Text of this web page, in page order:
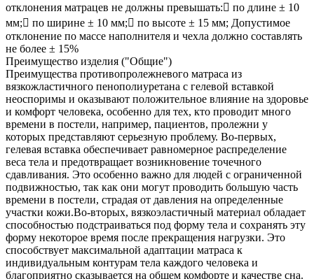
отклонения матрацев не должны превышать: по длине ± 10
мм; по ширине ± 10 мм; по высоте ± 15 мм; Допустимое
отклонение по массе наполнителя и чехла должно составлять
не более ± 15%
Преимущество изделия ("Общие")
Преимущества противопролежневого матраса из
вязкожластичного пенополиуретана с гелевой вставкой
неоспоримы и оказывают положительное влияние на здоровье
и комфорт человека, особенно для тех, кто проводит много
времени в постели, например, пациентов, пролежни у
которых представляют серьезную проблему. Во-первых,
гелевая вставка обеспечивает равномерное распределение
веса тела и предотвращает возникновение точечного
сдавливания. Это особенно важно для людей с ограниченной
подвижностью, так как они могут проводить большую часть
времени в постели, страдая от давления на определенные
участки кожи.Во-вторых, вязкоэластичный материал обладает
способностью подстраиваться под форму тела и сохранять эту
форму некоторое время после прекращения нагрузки. Это
способствует максимальной адаптации матраса к
индивидуальным контурам тела каждого человека и
благоприятно сказывается на общем комфорте и качестве сна.